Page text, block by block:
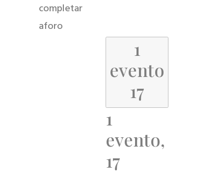
completar
aforo
1
evento
17
1
evento,
17